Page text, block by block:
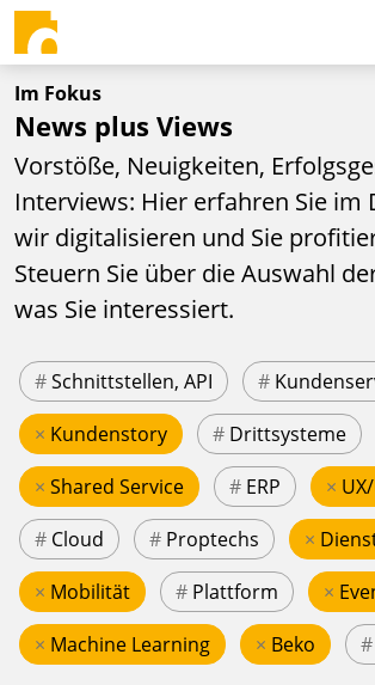
Im Fokus
News plus Views
Vorstöße, Neuigkeiten,
Interviews: Hier erfahren Sie im
wir digitalisieren und Sie
Steuern Sie über die Auswahl
was Sie interessiert.
#Schnittstellen, API #
× Kundenstory # Drittsysteme
× Shared Service # ERP ×
# Cloud # Proptechs ×
× Mobilität # Plattform ×
× Machine Learning × Beko #